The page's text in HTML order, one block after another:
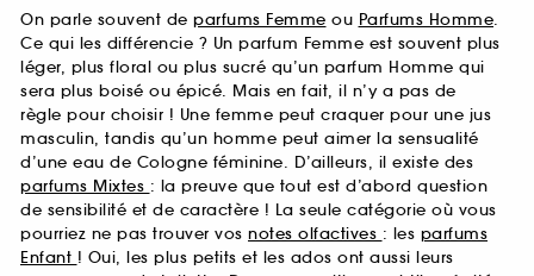
On parle souvent de parfums Femme ou Parfums Homme.
Ce qui les différencie ? Un parfum Femme est souvent plus
léger, plus floral ou plus sucré qu’un parfum Homme qui
sera plus boisé ou épicé. Mais en fait, il n’y a pas de
règle pour choisir ! Une femme peut craquer pour une jus
masculin, tandis qu’un homme peut aimer la sensualité
d’une eau de Cologne féminine. D’ailleurs, il existe des
parfums Mixtes : la preuve que tout est d’abord question
de sensibilité et de caractère ! La seule catégorie où vous
pourriez ne pas trouver vos notes olfactives : les parfums
Enfant ! Oui, les plus petits et les ados ont aussi leurs